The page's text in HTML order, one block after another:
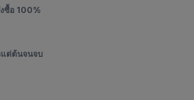
ซื้อ 100%
แต่ต้นจนจบ